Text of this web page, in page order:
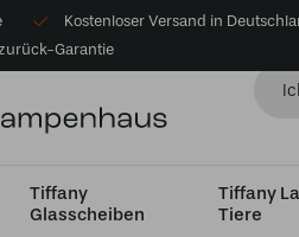
Kostenloser Versand in
Garantie
Tiffany
Glasscheiben
Tiffany
Tiere
Deckenlampe Deckenleuchte